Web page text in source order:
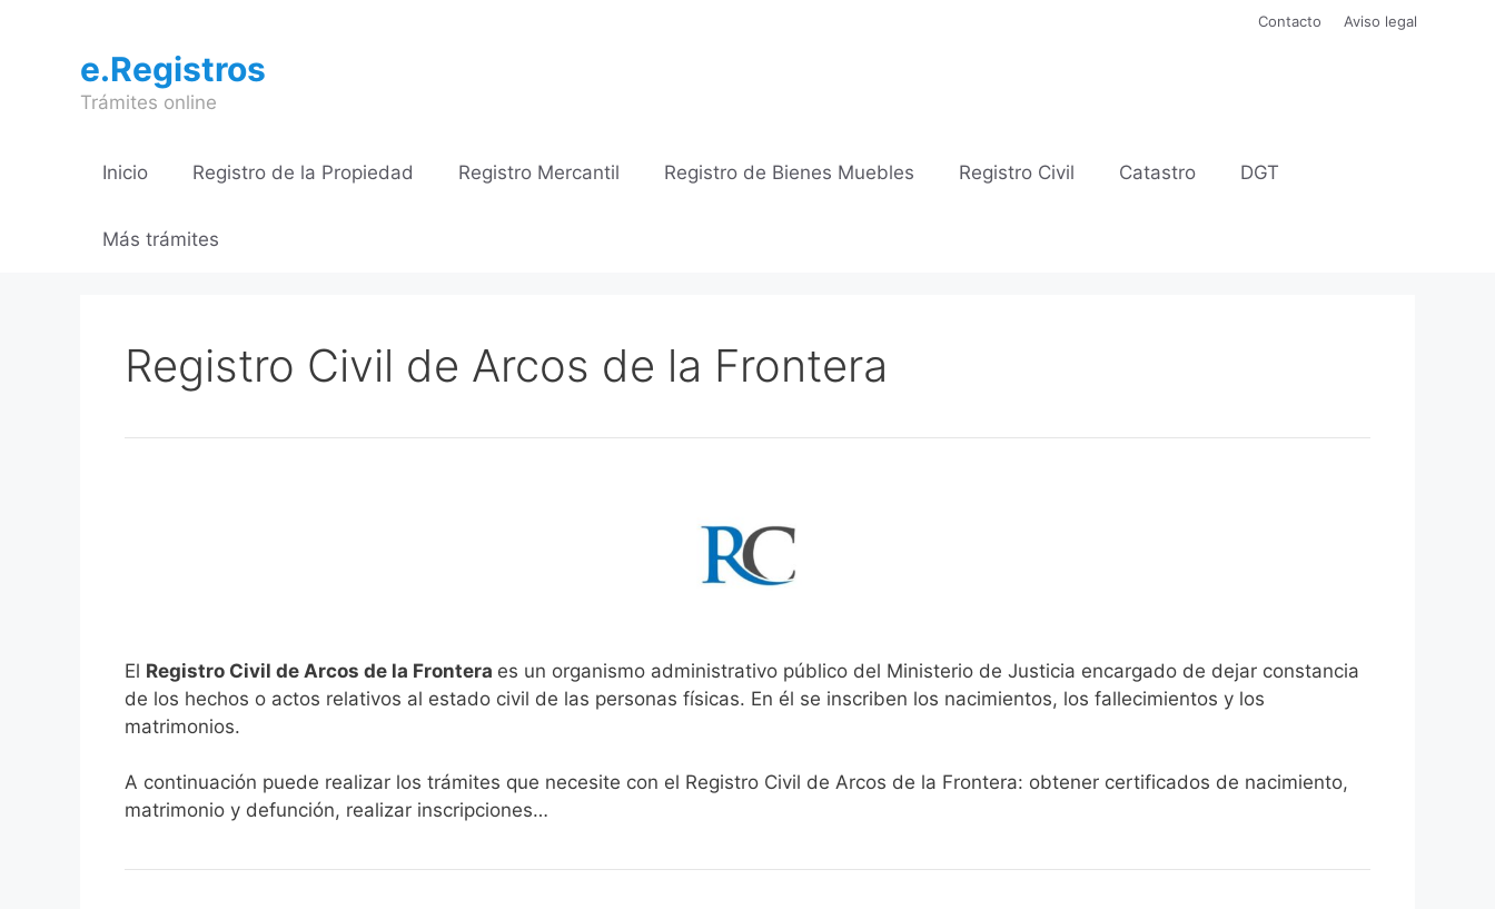
contenido
Contacto Aviso legal
e.Registros
Trámites online
Inicio Registro de la Propiedad Registro Mercantil Registro de Bienes Muebles Registro Civil Catastro DGT
Más trámites
Registro Civil de Arcos de la Frontera
El Registro Civil de Arcos de la Frontera es un organismo administrativo público del Ministerio de Justicia encargado de dejar constancia
de los hechos o actos relativos al estado civil de las personas físicas. En él se inscriben los nacimientos, los fallecimientos y los
matrimonios.
A continuación puede realizar los trámites que necesite con el Registro Civil de Arcos de la Frontera: obtener certificados de nacimiento,
matrimonio y defunción, realizar inscripciones…